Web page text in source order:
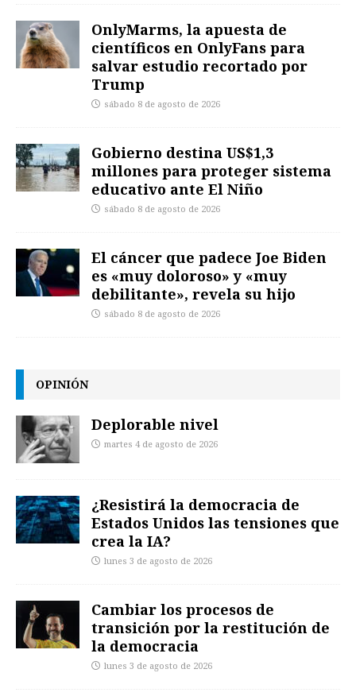
OnlyMarms, la apuesta de
científicos en OnlyFans para
salvar estudio recortado por
Trump
sábado 8 de agosto de 2026
Gobierno destina US$1,3
millones para proteger sistema
educativo ante El Niño
sábado 8 de agosto de 2026
El cáncer que padece Joe Biden
es «muy doloroso» y «muy
debilitante», revela su hijo
sábado 8 de agosto de 2026
OPINIÓN
Deplorable nivel
martes 4 de agosto de 2026
¿Resistirá la democracia de
Estados Unidos las tensiones que
crea la IA?
lunes 3 de agosto de 2026
Cambiar los procesos de
transición por la restitución de
la democracia
lunes 3 de agosto de 2026